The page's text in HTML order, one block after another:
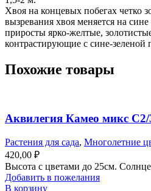
Хвоя на концевых побегах четко
вызревания хвоя меняется на
приросты ярко-желтые,
контрастирующие с сине-зеленой
Похожие товары
Аквилегия Камео микс С2/
Растения для сада, Многолетние
420,00 ₽
Высота с цветами до 25см.
Добавить в пожелания
В корзину